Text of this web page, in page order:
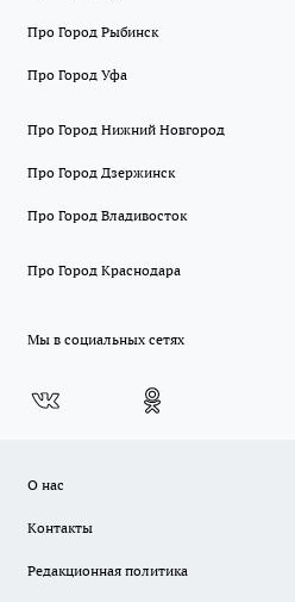
Про Город Рыбинск
Про Город Уфа
Про Город Нижний Новгород
Про Город Дзержинск
Про Город Владивосток
Про Город Краснодара
Мы в социальных сетях
О нас
Контакты
Редакционная политика